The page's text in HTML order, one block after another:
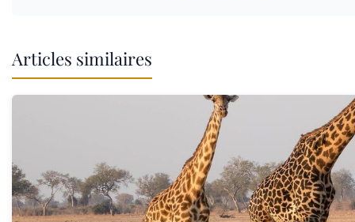
Articles similaires